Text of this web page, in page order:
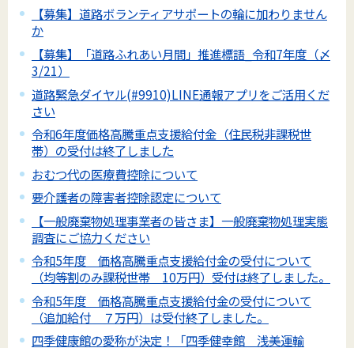
【募集】道路ボランティアサポートの輪に加わりません
か
【募集】「道路ふれあい月間」推進標語_令和7年度（〆
3/21）
道路緊急ダイヤル(#9910)LINE通報アプリをご活用くだ
さい
令和6年度価格高騰重点支援給付金（住民税非課税世
帯）の受付は終了しました
おむつ代の医療費控除について
要介護者の障害者控除認定について
【一般廃棄物処理事業者の皆さま】一般廃棄物処理実態
調査にご協力ください
令和5年度 価格高騰重点支援給付金の受付について
（均等割のみ課税世帯 10万円）受付は終了しました。
令和5年度 価格高騰重点支援給付金の受付について
（追加給付 ７万円）は受付終了しました。
四季健康館の愛称が決定！「四季健幸館 浅美運輸